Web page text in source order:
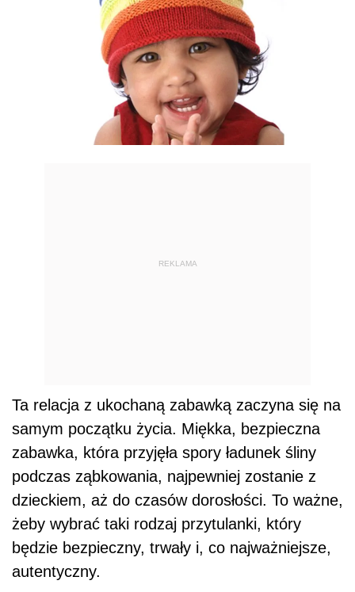
REKLAMA
Ta relacja z ukochaną zabawką zaczyna się na
samym początku życia. Miękka, bezpieczna
zabawka, która przyjęła spory ładunek śliny
podczas ząbkowania, najpewniej zostanie z
dzieckiem, aż do czasów dorosłości. To ważne,
żeby wybrać taki rodzaj przytulanki, który
będzie bezpieczny, trwały i, co najważniejsze,
autentyczny.